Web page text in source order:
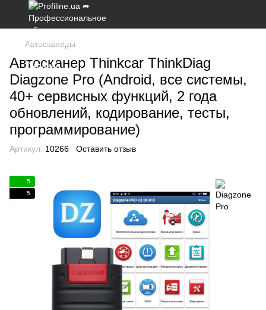
Автосканеры
Автосканер Thinkcar ThinkDiag
Diagzone Pro (Android, все системы,
40+ сервисных функций, 2 года
обновлений, кодирование, тесты,
программирование)
Артикул: 10266 Оставить отзыв
5
5